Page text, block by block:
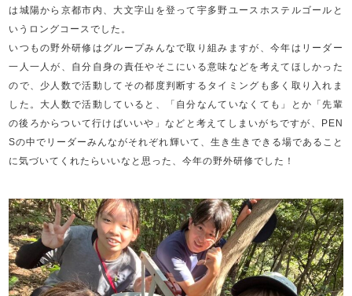
は城陽から京都市内、大文字山を登って宇多野ユースホステルゴールと
いうロングコースでした。
いつもの野外研修はグループみんなで取り組みますが、今年はリーダー
一人一人が、自分自身の責任やそこにいる意味などを考えてほしかった
ので、少人数で活動してその都度判断するタイミングも多く取り入れま
した。大人数で活動していると、「自分なんていなくても」とか「先輩
の後ろからついて行けばいいや」などと考えてしまいがちですが、
PEN
Sの中でリーダーみんながそれぞれ輝いて、生き生きできる場であること
に気づいてくれたらいいなと思った、今年の野外研修でした！